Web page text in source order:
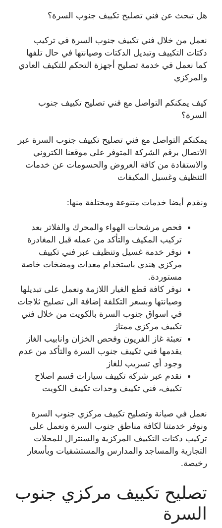
هل تبحث عن فني تصليح تكييف جنوب السرة؟
نعمل من خلال فني تكييف جنوب السرة في تركيب
دكتات التكييف وتبديل الدكتات وصيانتها في حال تلفها
كما نعمل في خدمة تصليح أجهزة التحكم للتكيف العادي
والمركزي
كيف يمكنكم التواصل مع فني تصليح تكييف جنوب
السرة؟
يمكنكم التواصل مع فني تصليح تكييف جنوب السرة عبر
الاتصال برقم الشركة المتوفر على موقعنا الكتروني
والاستفادة من كافة العروض والحسومات عن خدمات
التنظيف وغسيل المكيفات
ونقدم أيضا خدمات متنوعة ومختلفة منها:
فحص مرشحات الهواء والمحرك والفلاتر بعد
تركيب المكيف والتأكد من عمله قبل المغادرة
نوفر خدمة غسيل وتنظيف عبر فني تكييف
مركزي هندي باستخدام معدات ومضخات خاصة
مستوردة.
نوفر كافة قطع الغيار اللازمة ونعمل على تبديلها
وصيانتها وبسعر التكلفة إضافة الى تصليح ثلاجات
في اسواق جنوب السرة بالكويت من خلال فني
تكييف مركزي ممتاز
تعبئة غاز الفريون وفحص الخزان وانابيب الغاز
يقدمها فني تكييف جنوب السرة والتأكد من عدم
وجود أي تسريب للغاز
نقدم عبر شركة تكييف سيارات قسم اصلاح
تكييف، فني تكييف وحدات تكييف الكويت
نعمل في صيانة وتصليح تكييف مركزي جنوب السرة
ونوفر خدمتنا لكافة مناطق جنوب السرة ونعمل على
تركيب دكتات التكييف المركزية والسنترال للمحلات
التجارية والمساجد والمدارس والمستشفيات وبأسعار
رخيصة.
تصليح تكييف مركزي جنوب
السرة